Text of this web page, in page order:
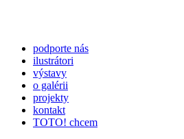
podporte nás
ilustrátori
výstavy
o galérii
projekty
kontakt
TOTO! chcem